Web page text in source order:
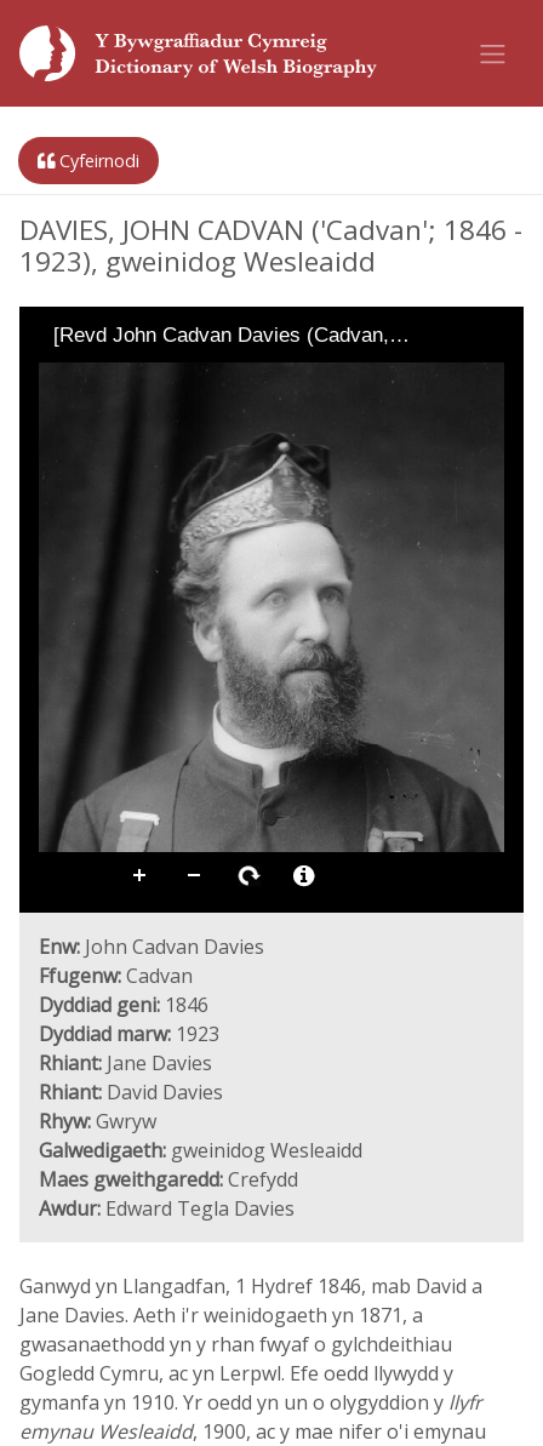
Cyfeirnodi
DAVIES, JOHN CADVAN ('Cadvan'; 1846 -
1923), gweinidog Wesleaidd
[Revd John Cadvan Davies (Cadvan,…
Enw: John Cadvan Davies
Ffugenw:Cadvan
Dyddiad geni: 1846
Dyddiad marw: 1923
Rhiant: Jane Davies
Rhiant: David Davies
Rhyw:Gwryw
Galwedigaeth: gweinidog Wesleaidd
Maes gweithgaredd:Crefydd
Awdur: Edward Tegla Davies
Ganwyd yn Llangadfan, 1 Hydref 1846, mab David a
Jane Davies. Aeth i'r weinidogaeth yn 1871, a
gwasanaethodd yn y rhan fwyaf o gylchdeithiau
Gogledd Cymru, ac yn Lerpwl. Efe oedd llywydd y
gymanfa yn 1910. Yr oedd yn un o olygyddion y llyfr
emynau Wesleaidd, 1900, ac y mae nifer o'i emynau